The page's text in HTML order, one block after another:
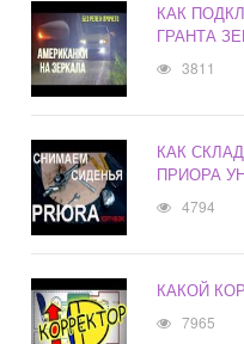
КАК
ГРАНТА
3811
КАК
ПРИОРА
4794
КАКОЙ
7965